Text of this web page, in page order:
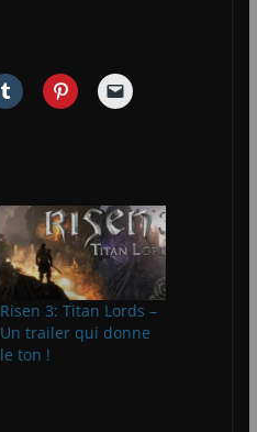
Risen 3: Titan Lords –
Un trailer qui donne
le ton !